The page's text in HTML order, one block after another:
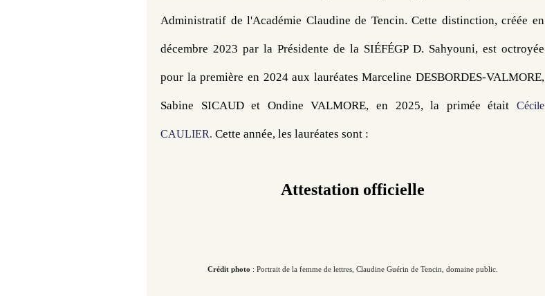
Administratif de l'Académie Claudine de Tencin. Cette distinction, créée en
décembre 2023 par la Présidente de la SIÉFÉGP D. Sahyouni, est octroyée
pour la première en 2024 aux lauréates Marceline DESBORDES-VALMORE,
Sabine SICAUD et Ondine VALMORE, en 2025, la primée était Cécile
CAULIER. Cette année, les lauréates sont :
Attestation officielle
Crédit photo : Portrait de la femme de lettres, Claudine Guérin de Tencin, domaine public​​​​​​.